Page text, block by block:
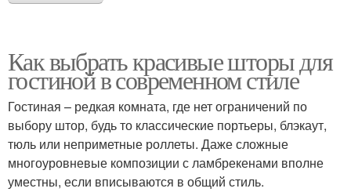
Как выбрать красивые шторы для
гостиной в современном стиле
Гостиная – редкая комната, где нет ограничений по
выбору штор, будь то классические портьеры, блэкаут,
тюль или неприметные роллеты. Даже сложные
многоуровневые композиции с ламбрекенами вполне
уместны, если вписываются в общий стиль.